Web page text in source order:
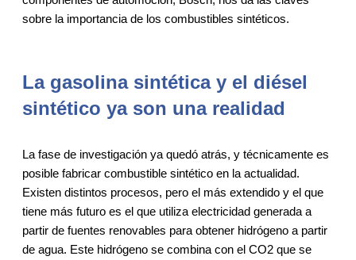
sobre la importancia de los combustibles sintéticos.
La gasolina sintética y el diésel
sintético ya son una realidad
La fase de investigación ya quedó atrás, y técnicamente es
posible fabricar combustible sintético en la actualidad.
Existen distintos procesos, pero el más extendido y el que
tiene más futuro es el que utiliza electricidad generada a
partir de fuentes renovables para obtener hidrógeno a partir
de agua. Este hidrógeno se combina con el CO2 que se